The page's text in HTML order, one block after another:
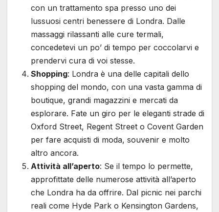
con un trattamento spa presso uno dei
lussuosi centri benessere di Londra. Dalle
massaggi rilassanti alle cure termali,
concedetevi un po’ di tempo per coccolarvi e
prendervi cura di voi stesse.
Shopping: Londra è una delle capitali dello
shopping del mondo, con una vasta gamma di
boutique, grandi magazzini e mercati da
esplorare. Fate un giro per le eleganti strade di
Oxford Street, Regent Street o Covent Garden
per fare acquisti di moda, souvenir e molto
altro ancora.
Attività all’aperto: Se il tempo lo permette,
approfittate delle numerose attività all’aperto
che Londra ha da offrire. Dal picnic nei parchi
reali come Hyde Park o Kensington Gardens,